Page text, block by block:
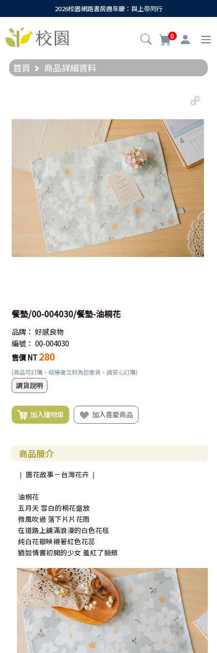
2026校園網路書房週年慶：與上帝同行
0
首頁 商品詳細資料
餐墊/00-004030/餐墊-油桐花
品牌： 好感良物
編號： 00-004030
售價 NT 280
(商品可訂購，結帳後立刻為您進貨，請安心訂購)
調貨說明
加入購物車 加入喜愛商品
商品簡介
❘ 圖花故事－台灣花卉 ❘
油桐花
五月天 雪白的桐花盛放
微風吹過 落下片片花雨
在道路上舖滿浪漫的白色花毯
純白花瓣映襯著紅色花蕊
猶如情竇初開的少女 羞紅了臉頰